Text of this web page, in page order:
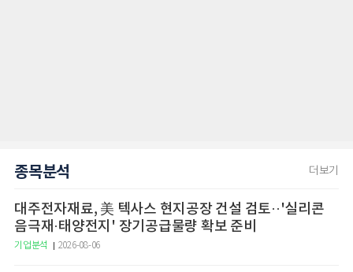
종목분석 더보기
대주전자재료, 美 텍사스 현지공장 건설 검토··'실리콘
음극재·태양전지' 장기공급물량 확보 준비
기업분석 2026-08-06